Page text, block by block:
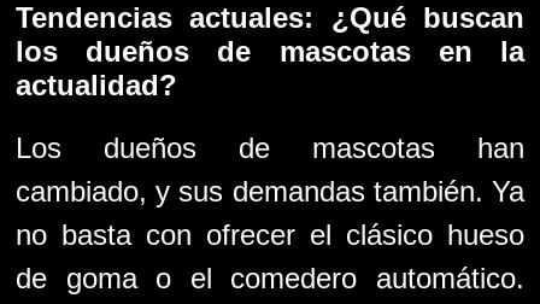
Tendencias actuales: ¿Qué buscan
los dueños de mascotas en la
actualidad?
Los dueños de mascotas han
cambiado, y sus demandas también. Ya
no basta con ofrecer el clásico hueso
de goma o el comedero automático.